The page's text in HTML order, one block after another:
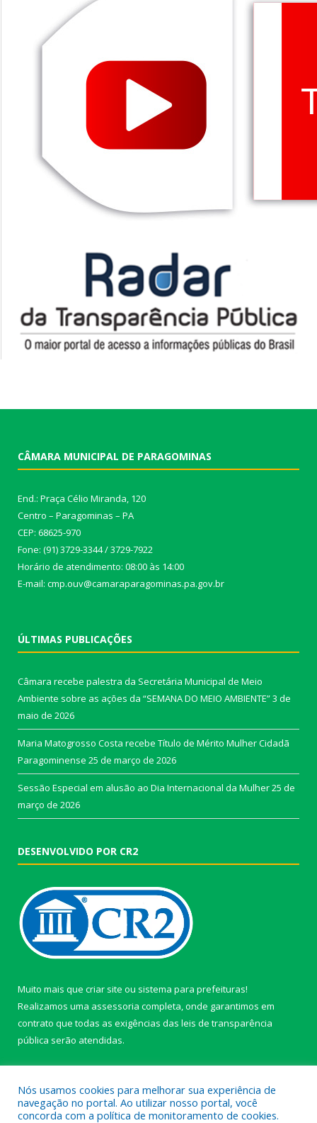
CÂMARA MUNICIPAL DE PARAGOMINAS
End.: Praça Célio Miranda, 120
Centro – Paragominas – PA
CEP: 68625-970
Fone: (91) 3729-3344 / 3729-7922
Horário de atendimento: 08:00 às 14:00
E-mail: cmp.ouv@camaraparagominas.pa.gov.br
ÚLTIMAS PUBLICAÇÕES
Câmara recebe palestra da Secretária Municipal de Meio
Ambiente sobre as ações da “SEMANA DO MEIO AMBIENTE”3 de
maio de 2026
Maria Matogrosso Costa recebe Título de Mérito Mulher Cidadã
Paragominense 25 de março de 2026
Sessão Especial em alusão ao Dia Internacional da Mulher25 de
março de 2026
DESENVOLVIDO POR CR2
Muito mais que criar site ou sistema para prefeituras!
Realizamos uma assessoria completa, onde garantimos em
contrato que todas as exigências das leis de transparência
pública serão atendidas.
Nós usamos cookies para melhorar sua experiência de
navegação no portal. Ao utilizar nosso portal, você
concorda com a política de monitoramento de cookies.